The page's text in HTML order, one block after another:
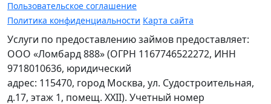
Пользовательское соглашение
Политика конфиденциальности Карта сайта
Услуги по предоставлению займов предоставляет:
ООО «Ломбард 888» (ОГРН 1167746522272, ИНН
9718010636, юридический
адрес: 115470, город Москва, ул. Судостроительная,
д.17, этаж 1, помещ. XXII). Учетный номер